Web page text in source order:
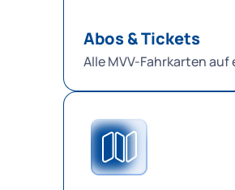
Abos & Tickets
Alle MVV-Fahrkarten auf